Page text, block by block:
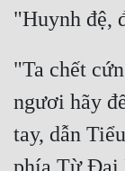
"Ta chết
ngươi hãy
tay, dẫn